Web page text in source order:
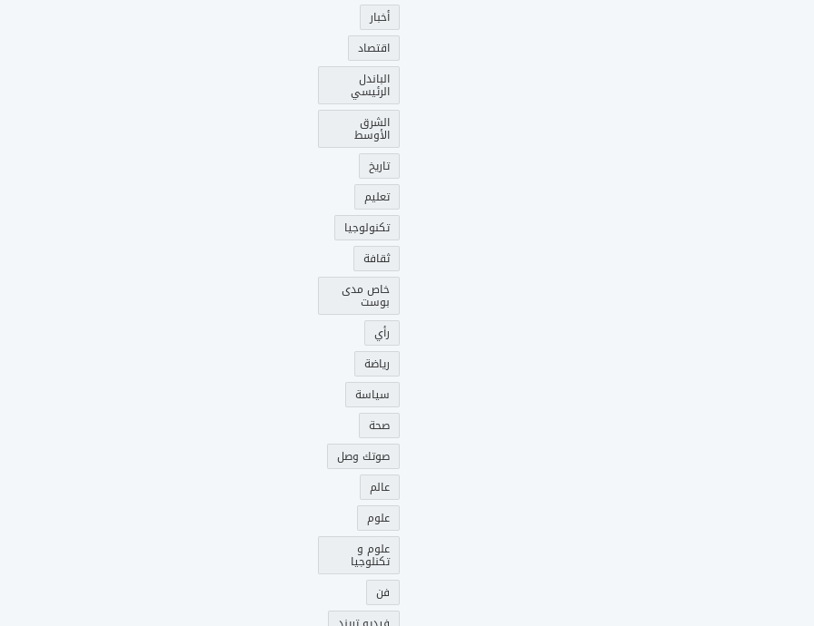
أخبار
اقتصاد
الباندل
الرئيسي
الشرق
الأوسط
تاريخ
تعليم
تكنولوجيا
ثقافة
خاص مدى
بوست
رأي
رياضة
سياسة
صحة
صوتك وصل
عالم
علوم
علوم و
تكنلوجيا
فن